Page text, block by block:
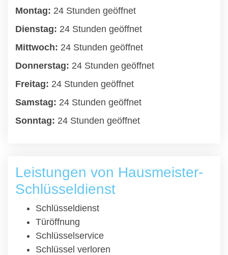
Montag: 24 Stunden geöffnet
Dienstag: 24 Stunden geöffnet
Mittwoch: 24 Stunden geöffnet
Donnerstag: 24 Stunden geöffnet
Freitag: 24 Stunden geöffnet
Samstag: 24 Stunden geöffnet
Sonntag: 24 Stunden geöffnet
Leistungen von Hausmeister-
Schlüsseldienst
Schlüsseldienst
Türöffnung
Schlüsselservice
Schlüssel verloren